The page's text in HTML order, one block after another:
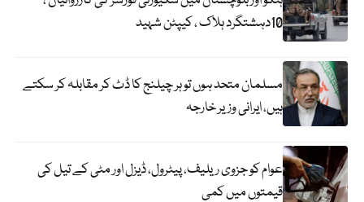
10دہشتگرد ہلاک ، کیپٹن شہید
مسلمان متحد ہوں تو ہر چیلنج کا ڈٹ کر مقابلہ کر سکتے
ہیں، ایرانی وزیر خارجہ
عوام کو جزوی ریلیف، پیٹرول، ڈیزل اور مٹی کے تیل کی
قیمتوں میں کمی